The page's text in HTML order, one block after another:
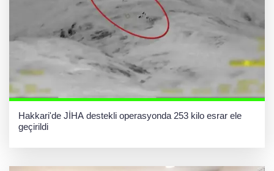
Hakkari'de JİHA destekli operasyonda 253 kilo esrar ele
geçirildi